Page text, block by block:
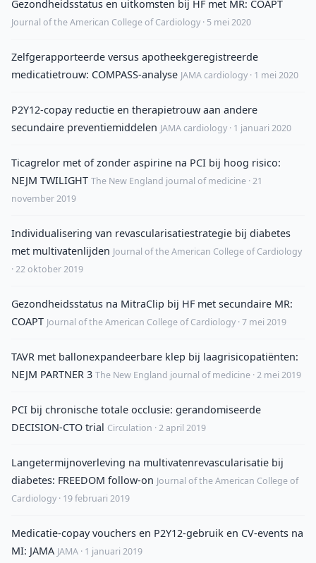
Gezondheidsstatus en uitkomsten bij HF met MR: COAPT
Journal of the American College of Cardiology · 5 mei 2020
Zelfgerapporteerde versus apotheekgeregistreerde
medicatietrouw: COMPASS-analyse JAMA cardiology · 1 mei 2020
P2Y12-copay reductie en therapietrouw aan andere
secundaire preventiemiddelen JAMA cardiology · 1 januari 2020
Ticagrelor met of zonder aspirine na PCI bij hoog risico:
NEJM TWILIGHT The New England journal of medicine · 21
november 2019
Individualisering van revascularisatiestrategie bij diabetes
met multivatenlijden Journal of the American College of Cardiology
· 22 oktober 2019
Gezondheidsstatus na MitraClip bij HF met secundaire MR:
COAPT Journal of the American College of Cardiology · 7 mei 2019
TAVR met ballonexpandeerbare klep bij laagrisicopatiënten:
NEJM PARTNER 3 The New England journal of medicine · 2 mei 2019
PCI bij chronische totale occlusie: gerandomiseerde
DECISION-CTO trial Circulation · 2 april 2019
Langetermijnoverleving na multivatenrevascularisatie bij
diabetes: FREEDOM follow-on Journal of the American College of
Cardiology · 19 februari 2019
Medicatie-copay vouchers en P2Y12-gebruik en CV-events na
MI: JAMA JAMA · 1 januari 2019